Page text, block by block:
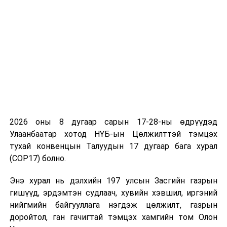
байдал хэрхэн үүсэж байна вэ гэдгийг тодорхойлж,
алдаа, зөрчил гаргахгүй байлгахад сургалт чиглэлээ.
Өнөөдрийн сургалтад оролцож байгаа нийслэл болон
нийслэлийн харьяа байгууллагын удирдах албан
манлайлан мөрдүүлэхэд анхаарч байна” гэлээ.
2026 оны 8 дугаар сарын 17-28-ны өдрүүдэд
Улаанбаатар хотод НҮБ-ын Цөлжилттэй тэмцэх
тухай конвенцын Талуудын 17 дугаар бага хурал
(COP17) болно.
Энэ хурал нь дэлхийн 197 улсын Засгийн газрын
гишүүд, эрдэмтэн судлаач, хувийн хэвшил, иргэний
нийгмийн байгууллага нэгдэж цөлжилт, газрын
доройтол, ган гачигтай тэмцэх хамгийн том Олон